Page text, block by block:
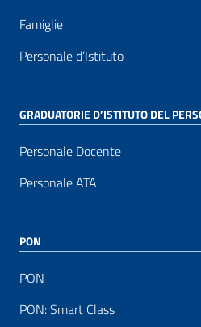
Famiglie
Personale d’Istituto
GRADUATORIE D’ISTITUTO DEL
Personale Docente
Personale ATA
PON
PON
PON: Smart Class